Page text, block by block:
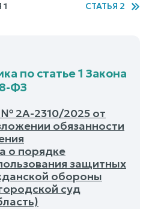
1 СТАТЬЯ 2
по статье 1 Закона
ФЗ
2А-2310/2025 от
обязанности
о порядке
защитных
обороны
суд